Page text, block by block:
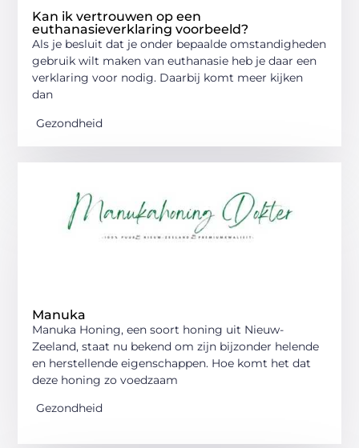
Kan ik vertrouwen op een
euthanasieverklaring voorbeeld?
Als je besluit dat je onder bepaalde omstandigheden
gebruik wilt maken van euthanasie heb je daar een
verklaring voor nodig. Daarbij komt meer kijken
dan
Gezondheid
Manuka
Manuka Honing, een soort honing uit Nieuw-
Zeeland, staat nu bekend om zijn bijzonder helende
en herstellende eigenschappen. Hoe komt het dat
deze honing zo voedzaam
Gezondheid